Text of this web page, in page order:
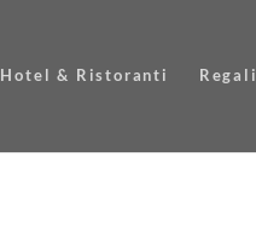
Hotel & Ristoranti Regali